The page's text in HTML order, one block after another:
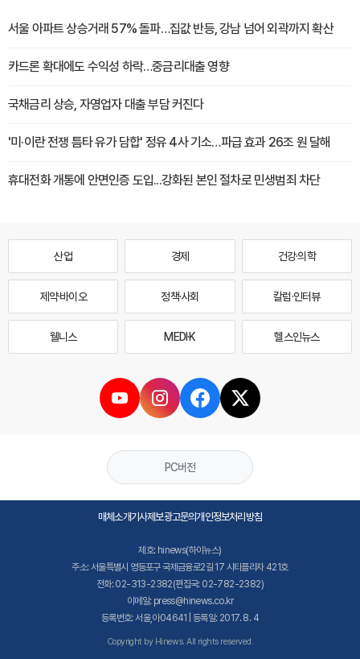
서울 아파트 상승거래 57% 돌파…집값 반등, 강남 넘어 외곽까지 확산
카드론 확대에도 수익성 하락…중금리대출 영향
국채금리 상승, 자영업자 대출 부담 커진다
'미·이란 전쟁 틈타 유가 담합' 정유 4사 기소…파급 효과 26조 원 달해
휴대전화 개통에 안면인증 도입...강화된 본인 절차로 민생범죄 차단
산업 경제 건강·의학
제약·바이오 정책·사회 칼럼·인터뷰
웰니스 MEDI·K 헬스인뉴스
PC버전
매체소개기사제보광고문의개인정보처리방침
제호: hinews(하이뉴스)
주소: 서울특별시 영등포구 국제금융로2길 17 시티플라자 421호
전화: 02-313-2382(편집국: 02-782-2382)
이메일: press@hinews.co.kr
등록번호: 서울,아04641 | 등록일: 2017. 8. 4
Copyright by Hinews. All rights reserved.